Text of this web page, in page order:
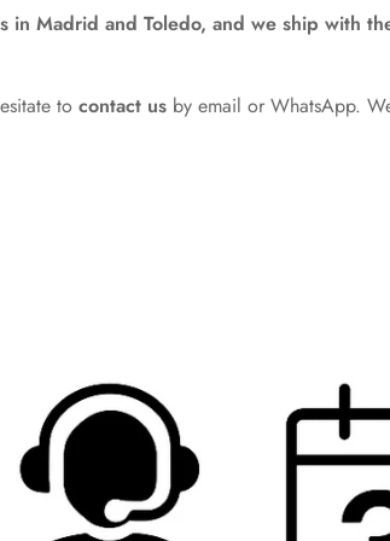
in Madrid and Toledo, and we ship with
to contact us by email or WhatsApp.